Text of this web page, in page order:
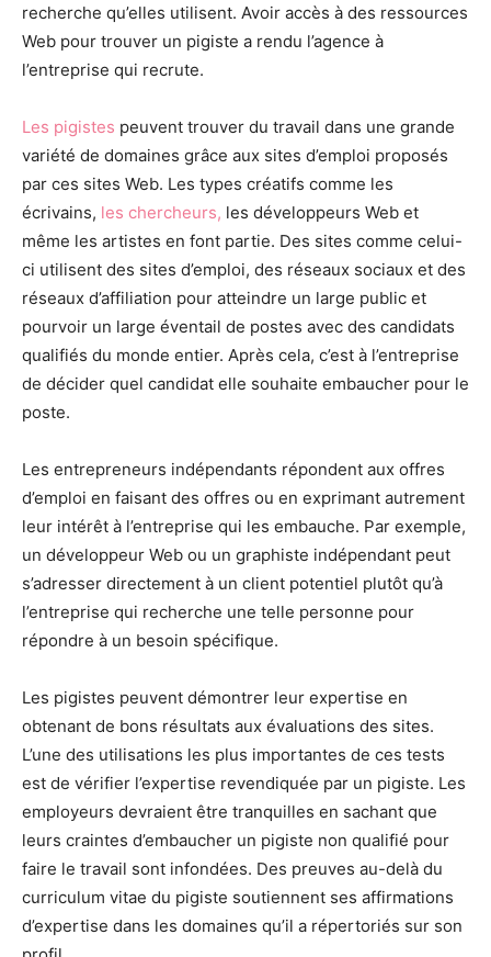
recherche qu’elles utilisent. Avoir accès à des ressources
Web pour trouver un pigiste a rendu l’agence à
l’entreprise qui recrute.
Les pigistes peuvent trouver du travail dans une grande
variété de domaines grâce aux sites d’emploi proposés
par ces sites Web. Les types créatifs comme les
écrivains, les chercheurs, les développeurs Web et
même les artistes en font partie. Des sites comme celui-
ci utilisent des sites d’emploi, des réseaux sociaux et des
réseaux d’affiliation pour atteindre un large public et
pourvoir un large éventail de postes avec des candidats
qualifiés du monde entier. Après cela, c’est à l’entreprise
de décider quel candidat elle souhaite embaucher pour le
poste.
Les entrepreneurs indépendants répondent aux offres
d’emploi en faisant des offres ou en exprimant autrement
leur intérêt à l’entreprise qui les embauche. Par exemple,
un développeur Web ou un graphiste indépendant peut
s’adresser directement à un client potentiel plutôt qu’à
l’entreprise qui recherche une telle personne pour
répondre à un besoin spécifique.
Les pigistes peuvent démontrer leur expertise en
obtenant de bons résultats aux évaluations des sites.
L’une des utilisations les plus importantes de ces tests
est de vérifier l’expertise revendiquée par un pigiste. Les
employeurs devraient être tranquilles en sachant que
leurs craintes d’embaucher un pigiste non qualifié pour
faire le travail sont infondées. Des preuves au-delà du
curriculum vitae du pigiste soutiennent ses affirmations
d’expertise dans les domaines qu’il a répertoriés sur son